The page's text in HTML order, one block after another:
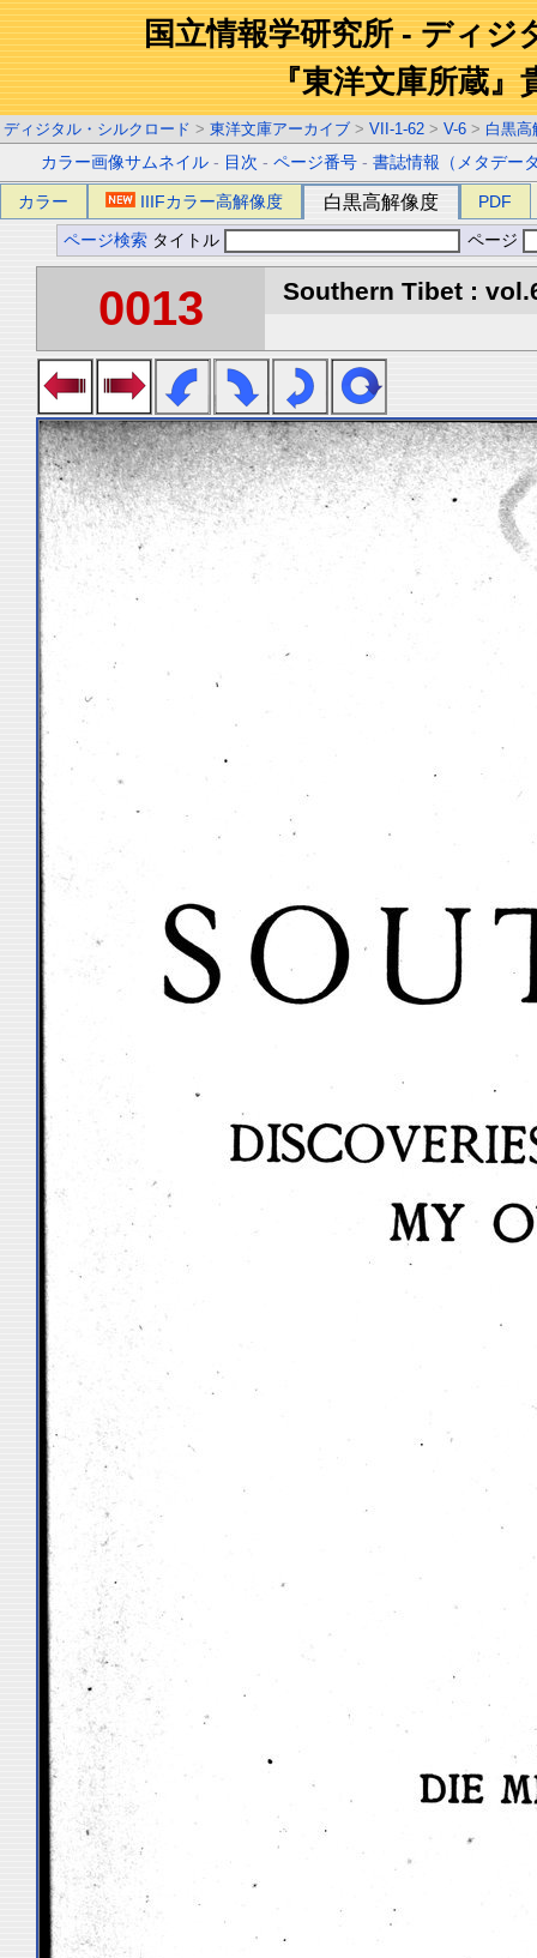
国立情報学研究所 - ディジ
『東洋文庫所蔵』
ディジタル・シルクロード > 東洋文庫アーカイブ > VII-1-62 > V-6 > 白黒高
カラー画像サムネイル - 目次 -ページ番号 -書誌情報（メタデー
カラー IIIFカラー高解像度 白黒高解像度 PDF
ページ検索 タイトル ページ
0013 Southern Tibet :